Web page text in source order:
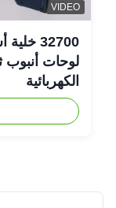
VIDEO
32700
لوحات أنبوب
الكهربائية